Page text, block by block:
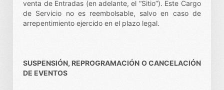
venta de Entradas (en adelante, el “Sitio”). Este Cargo
de Servicio no es reembolsable, salvo en caso de
arrepentimiento ejercido en el plazo legal.
SUSPENSIÓN, REPROGRAMACIÓN O CANCELACIÓN
DE EVENTOS